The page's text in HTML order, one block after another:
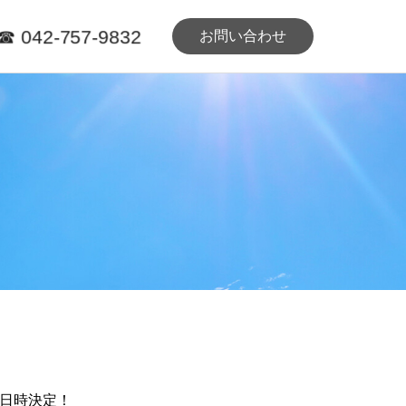
042-757-9832 お問い合わせ
時決定！